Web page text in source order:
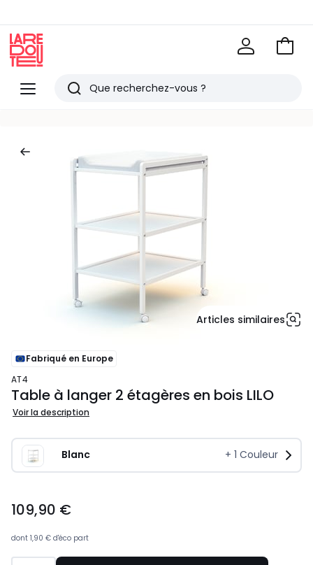
Menu
Redoute
Rechercher
vus
Voir
Articles similaires
Fabriqué en Europe
AT4
Table à langer 2 étagères en bois LILO
Voir la description
Blanc + 1 Couleur
€.
109,90 €
dont 1,90 € d'éco part